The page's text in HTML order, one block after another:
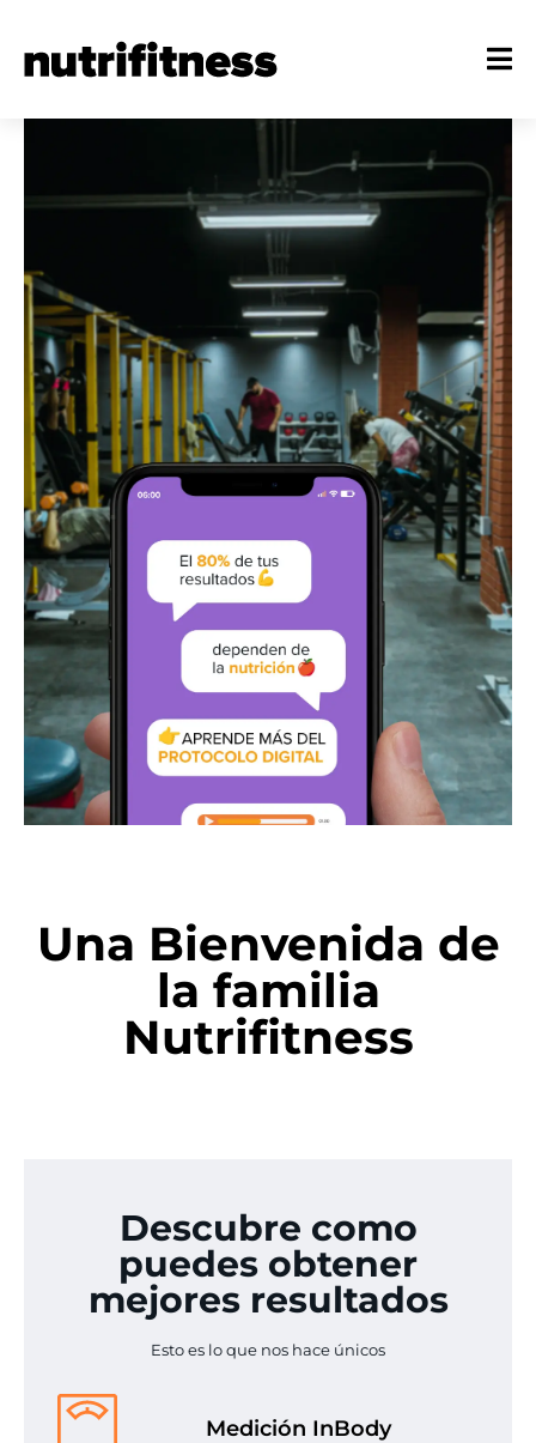
Una Bienvenida de
la familia
Nutrifitness
Descubre como
puedes obtener
mejores resultados
Esto es lo que nos hace únicos
Medición InBody